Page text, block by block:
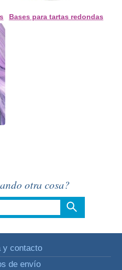
Bases para tartas redondas
otra cosa?
y contacto
de envío